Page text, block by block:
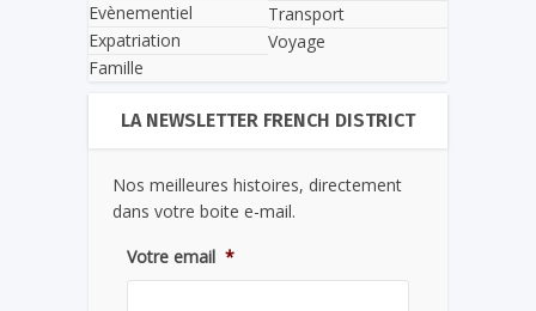
Evènementiel
Expatriation
Famille
Transport
Voyage
LA NEWSLETTER FRENCH DISTRICT
Nos meilleures histoires, directement
dans votre boite e-mail.
Votre email *